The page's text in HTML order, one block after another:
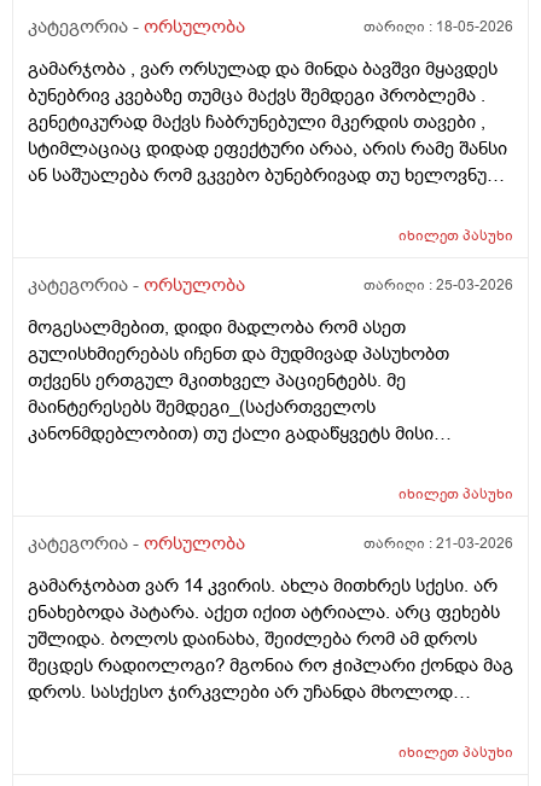
კატეგორია - ორსულობა თარიღი : 18-05-2026
გამარჯობა , ვარ ორსულად და მინდა ბავშვი მყავდეს
ბუნებრივ კვებაზე თუმცა მაქვს შემდეგი პრობლემა .
გენეტიკურად მაქვს ჩაბრუნებული მკერდის თავები ,
სტიმლაციაც დიდად ეფექტური არაა, არის რამე შანსი
ან საშუალება რომ ვკვებო ბუნებრივად თუ ხელოვნური
იხილეთპასუხი
კატეგორია - ორსულობა თარიღი :25-03-2026
მოგესალმებით, დიდი მადლობა რომ ასეთ
გულისხმიერებას იჩენთ და მუდმივად პასუხობთ
თქვენს ერთგულ მკითხველ პაციენტებს. მე
მაინტერესებს შემდეგი_(საქართველოს
კანონმდებლობით) თუ ქალი გადაწყვეტს მისი
(კვერცხუჯრედის კრიოპრეზერვაცია) შესაძლებელი?
მნიშვნელოვანი შეკითხვა_თუ, დავუშვათ, საკუთარ
გამოიყენებს, გაყინული კიდევ ისევ მორჩება
კლინიკაში, ამ დროს შემდგომ როგორ განვითარდება
სცენარი? რა ბედი ეწევა დარჩენილ გაყინულ
კვერცხუჯრედებს?_თუ მათ ვადა გასდით,
გამოიყენებენ მანამ სხვა ქალის
მიუხედავად? თუ არ შეწუხდებით, დეტალურად რომ
იხილეთპასუხი
კატეგორია - ორსულობა თარიღი :21-03-2026
გამარჯობათ ვარ 14 კვირის. ახლა მითხრეს სქესი. არ
ენახებოდა პატარა. აქეთ იქით ატრიალა. არც ფეხებს
უშლიდა. ბოლოს დაინახა, შეიძლება რომ ამ დროს
შეცდეს რადიოლოგი? მგონია რო ჭიპლარი ქონდა მაგ
დროს. სასქესო ჯირკვლები არ უჩანდა მხოლოდ
იხილეთპასუხი